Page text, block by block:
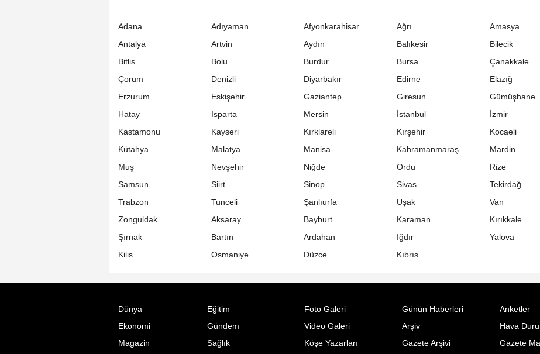
Adana Adıyaman Afyonkarahisar Ağrı Amasya
Antalya
Artvin Aydın Balıkesir Bilecik
Bitlis
Bolu Burdur Bursa Çanakkale
Çorum
Denizli Diyarbakır Edirne Elazığ
Erzurum
Eskişehir Gaziantep Giresun Gümüşhane
Hatay
Isparta Mersin İstanbul İzmir
Kastamonu
Kayseri Kırklareli Kırşehir Kocaeli
Kütahya
Malatya Manisa Kahramanmaraş Mardin
Muş
Nevşehir Niğde Ordu Rize
Samsun
Siirt Sinop Sivas Tekirdağ
Trabzon
Tunceli Şanlıurfa Uşak Van
Zonguldak
Aksaray Bayburt Karaman Kırıkkale
Şırnak
Bartın Ardahan Iğdır Yalova
Kilis
Osmaniye Düzce Kıbrıs
Dünya
Eğitim
Ekonomi
Gündem
Magazin
Sağlık
Foto Galeri
Video Galeri
Köşe Yazarları
Günün Haberleri
Arşiv
Gazete Arşivi
Anketler
Hava
Gazete